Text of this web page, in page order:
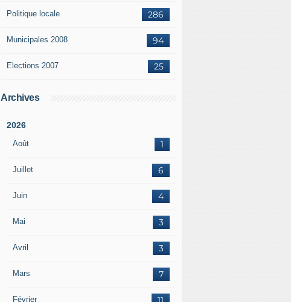
286
Politique locale
94
Municipales 2008
25
Elections 2007
Archives
2026
Août 1
Juillet 6
Juin 4
Mai 3
Avril 3
Mars 7
Février